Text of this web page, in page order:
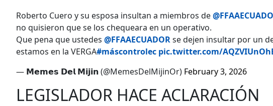
Roberto Cuero y su esposa insultan a miembros de
no quisieron que se los chequeara en un operativo.
Que pena que ustedes @FFAAECUADORse dejen insultar por un
estamos en la VERGA#máscontrolec pic.twitter.com/
— 𝗠𝗲𝗺𝗲𝘀 𝗗𝗲𝗹 𝗠𝗶𝗷𝗶𝗻 (@MemesDelMijinOr) February 3, 2026
LEGISLADOR HACE ACLARACIÓN